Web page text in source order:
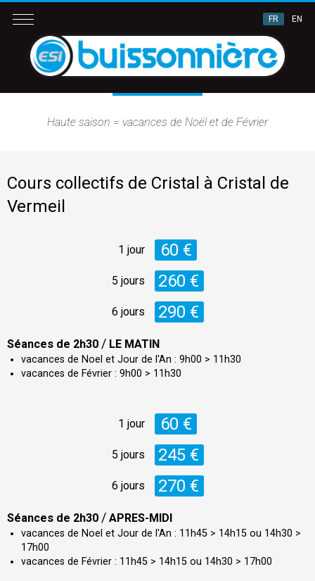
FR EN
Haute saison = vacances de Noël et de Février
Cours collectifs de Cristal à Cristal de
Vermeil
1 jour 60 €
5 jours 260 €
6 jours 290 €
Séances de 2h30 / LE MATIN
vacances de Noel et Jour de l'An : 9h00 > 11h30
vacances de Février : 9h00 > 11h30
1 jour 60 €
5 jours 245 €
6 jours 270 €
Séances de 2h30 / APRES-MIDI
vacances de Noel et Jour de l'An : 11h45 > 14h15 ou 14h30 >
17h00
vacances de Février : 11h45 > 14h15 ou 14h30 > 17h00